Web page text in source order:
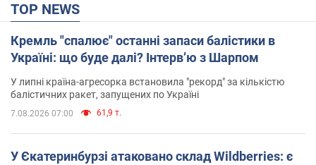
TOP NEWS
Кремль "спалює" останні запаси балістики в
Україні: що буде далі? Інтерв’ю з Шарпом
У липні країна-агресорка встановила "рекорд" за кількістю
балістичних ракет, запущених по Україні
7.08.2026 07:00 61,9 т.
У Єкатеринбурзі атаковано склад Wildberries: є